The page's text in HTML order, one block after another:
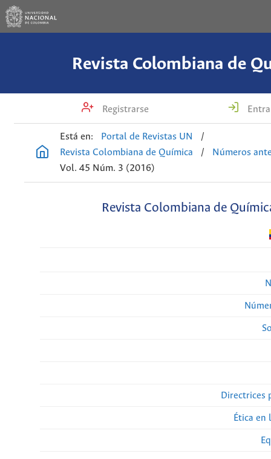
Revista Colombiana de
Registrarse
Está en: Portal de Revistas UN
/
Revista Colombiana de Química
/
Números
Vol. 45 Núm. 3 (2016)
Revista Colombiana de
Directrices
Ética en